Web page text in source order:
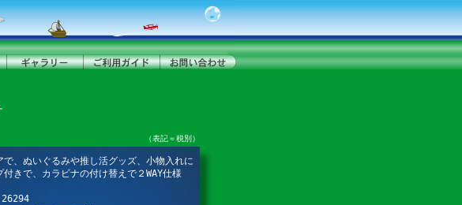
（表記＝税別）
で、ぬいぐるみや推し活グッズ、小物入れに
きで、カラビナの付け替えで２WAY仕様